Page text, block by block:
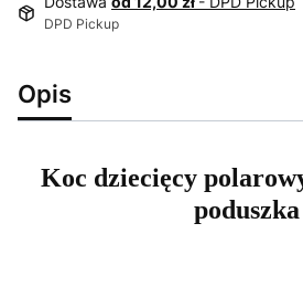
DPD Pickup
Opis
Koc dziecięcy
poduszka